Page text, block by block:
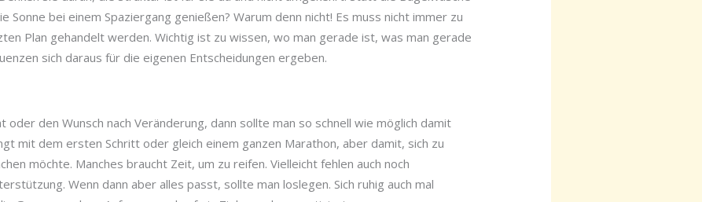
Sonne bei einem Spaziergang genießen? Warum denn nicht! Es muss nicht immer zu
Plan gehandelt werden. Wichtig ist zu wissen, wo man gerade ist, was man gerade
sich daraus für die eigenen Entscheidungen ergeben.
oder den Wunsch nach Veränderung, dann sollte man so schnell wie möglich damit
mit dem ersten Schritt oder gleich einem ganzen Marathon, aber damit, sich zu
möchte. Manches braucht Zeit, um zu reifen. Vielleicht fehlen auch noch
Wenn dann aber alles passt, sollte man loslegen. Sich ruhig auch mal